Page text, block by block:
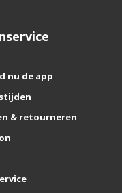
nu de app
& retourneren